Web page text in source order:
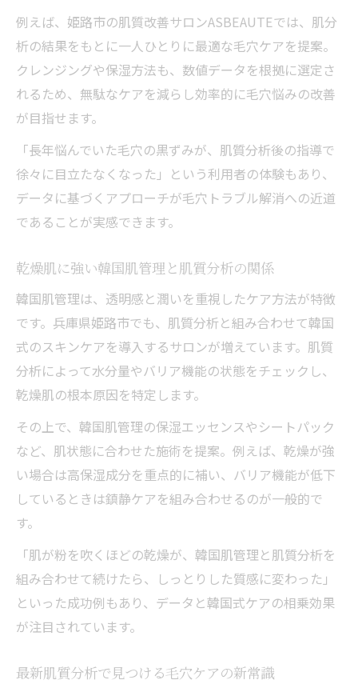
例えば、姫路市の肌質改善サロンASBEAUTEでは、肌分
析の結果をもとに一人ひとりに最適な毛穴ケアを提案。
クレンジングや保湿方法も、数値データを根拠に選定さ
れるため、無駄なケアを減らし効率的に毛穴悩みの改善
が目指せます。
「長年悩んでいた毛穴の黒ずみが、肌質分析後の指導で
徐々に目立たなくなった」という利用者の体験もあり、
データに基づくアプローチが毛穴トラブル解消への近道
であることが実感できます。
乾燥肌に強い韓国肌管理と肌質分析の関係
韓国肌管理は、透明感と潤いを重視したケア方法が特徴
です。兵庫県姫路市でも、肌質分析と組み合わせて韓国
式のスキンケアを導入するサロンが増えています。肌質
分析によって水分量やバリア機能の状態をチェックし、
乾燥肌の根本原因を特定します。
その上で、韓国肌管理の保湿エッセンスやシートパック
など、肌状態に合わせた施術を提案。例えば、乾燥が強
い場合は高保湿成分を重点的に補い、バリア機能が低下
しているときは鎮静ケアを組み合わせるのが一般的で
す。
「肌が粉を吹くほどの乾燥が、韓国肌管理と肌質分析を
組み合わせて続けたら、しっとりした質感に変わった」
といった成功例もあり、データと韓国式ケアの相乗効果
が注目されています。
最新肌質分析で見つける毛穴ケアの新常識